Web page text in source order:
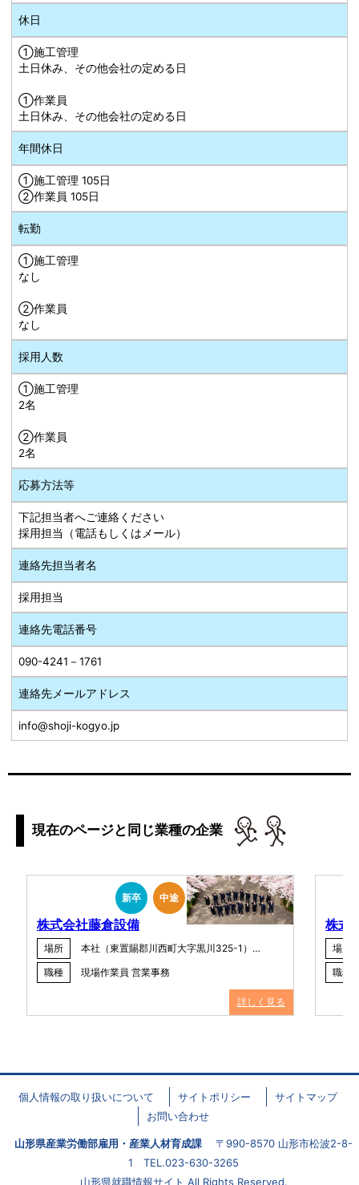
休日
①施工管理
土日休み、その他会社の定める日
①作業員
土日休み、その他会社の定める日
年間休日
①施工管理 105日
➁作業員 105日
転勤
①施工管理
なし
➁作業員
なし
採用人数
①施工管理
2名
➁作業員
2名
応募方法等
下記担当者へご連絡ください
採用担当（電話もしくはメール）
連絡先担当者名
採用担当
連絡先電話番号
090-4241－1761
連絡先メールアドレス
info@shoji-kogyo.jp
現在のページと同じ業種の企業
新卒 中途
株式会社藤倉設備
場所
本社（東置賜郡川西町大字黒川325-1）…
職種
現場作業員 営業事務
詳しく見る
株式
場所
職種
個人情報の取り扱いについて サイトポリシー
サイトマップ
お問い合わせ
山形県産業労働部雇用・産業人材育成課 〒990-8570 山形市松波2-8-
1 TEL.023-630-3265
山形県就職情報サイト All Rights Reserved.